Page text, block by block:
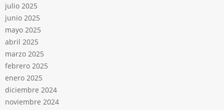
julio 2025
junio 2025
mayo 2025
abril 2025
marzo 2025
febrero 2025
enero 2025
diciembre 2024
noviembre 2024